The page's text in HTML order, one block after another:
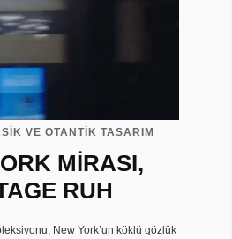
VE OTANTİK TASARIM
MİRASI,
RUH
New York’un köklü gözlük